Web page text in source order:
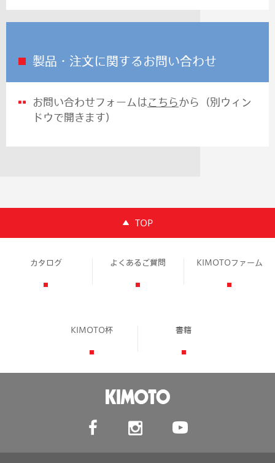
製品・注文に関するお問い合わせ
お問い合わせフォームはこちらから（別ウィン
ドウで開きます）
TOP
カタログ よくあるご質問 KIMOTOファーム
KIMOTO杯 書籍